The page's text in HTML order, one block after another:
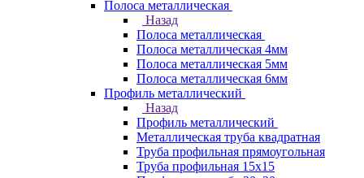
Полоса металлическая
Назад
Полоса металлическая
Полоса металлическая 4мм
Полоса металлическая 5мм
Полоса металлическая 6мм
Профиль металлический
Назад
Профиль металлический
Металлическая труба квадратная
Труба профильная прямоугольная
Труба профильная 15х15